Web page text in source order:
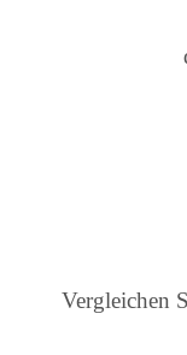
Vergleichen